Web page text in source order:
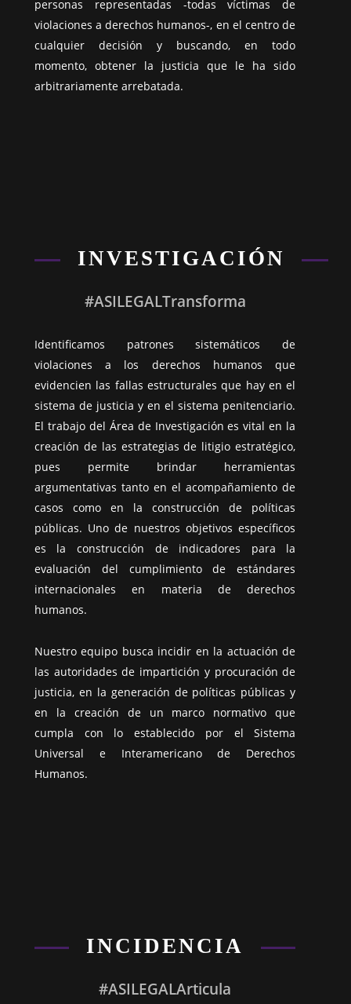
personas representadas -todas víctimas de
violaciones a derechos humanos-, en el centro de
cualquier decisión y buscando, en todo
momento, obtener la justicia que le ha sido
arbitrariamente arrebatada.
INVESTIGACIÓN
#ASILEGALTransforma
Identificamos patrones sistemáticos de
violaciones a los derechos humanos que
evidencien las fallas estructurales que hay en el
sistema de justicia y en el sistema penitenciario.
El trabajo del Área de Investigación es vital en la
creación de las estrategias de litigio estratégico,
pues permite brindar herramientas
argumentativas tanto en el acompañamiento de
casos como en la construcción de políticas
públicas. Uno de nuestros objetivos específicos
es la construcción de indicadores para la
evaluación del cumplimiento de estándares
internacionales en materia de derechos
humanos.
Nuestro equipo busca incidir en la actuación de
las autoridades de impartición y procuración de
justicia, en la generación de políticas públicas y
en la creación de un marco normativo que
cumpla con lo establecido por el Sistema
Universal e Interamericano de Derechos
Humanos.
INCIDENCIA
#ASILEGALArticula